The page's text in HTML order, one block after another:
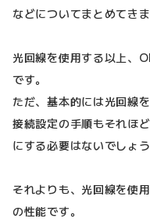
などについてまとめてきま
光回線を使用する以上、
です。
ただ、基本的には光回線
接続設定の手順もそれほ
にする必要はないでしょう
それよりも、光回線を使
の性能です。